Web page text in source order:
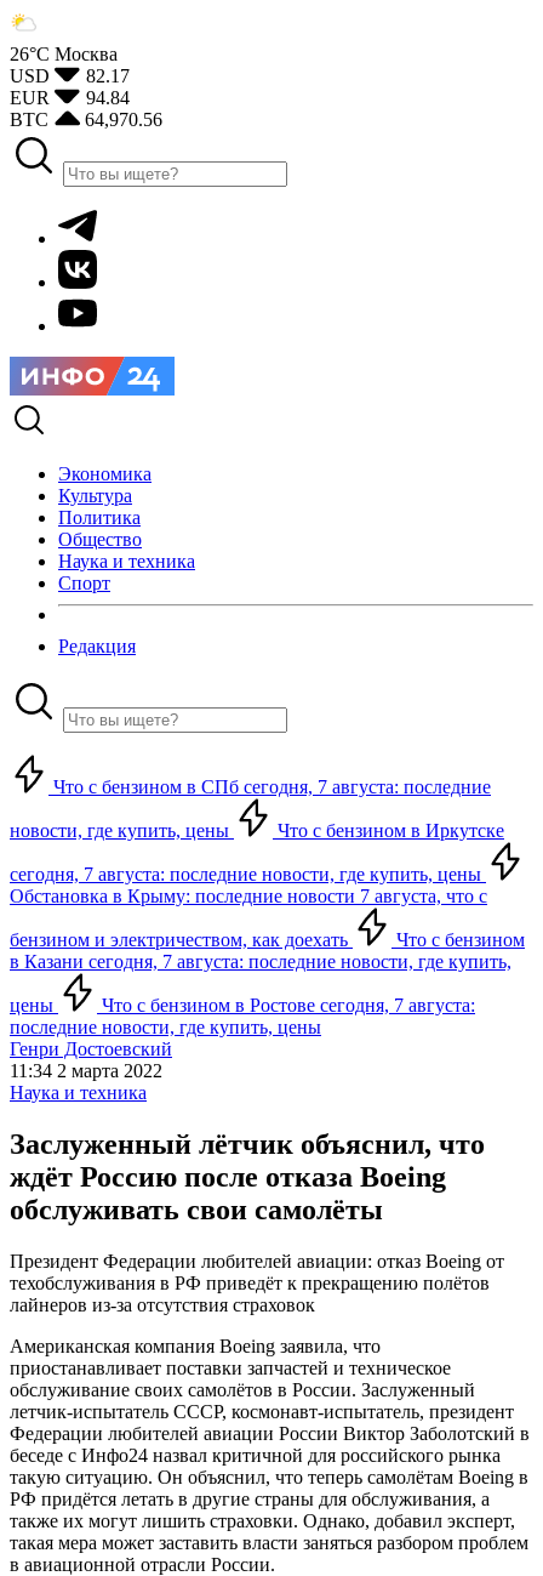
26°С Москва
USD
82.17
EUR
94.84
BTC
64,970.56
Экономика
Культура
Политика
Общество
Наука и техника
Спорт
Редакция
Что с бензином в СПб сегодня, 7 августа: последние
новости, где купить, цены Что с бензином в Иркутске
сегодня, 7 августа: последние новости, где купить, цены
Обстановка в Крыму: последние новости 7 августа, что с
бензином и электричеством, как доехать
Что с бензином
в Казани сегодня, 7 августа: последние новости, где купить,
цены
Что с бензином в Ростове сегодня, 7 августа:
последние новости, где купить, цены
Генри Достоевский
11:34 2 марта 2022
Наука и техника
Заслуженный лётчик объяснил, что
ждёт Россию после отказа Boeing
обслуживать свои самолёты
Президент Федерации любителей авиации: отказ Boeing от
техобслуживания в РФ приведёт к прекращению полётов
лайнеров из-за отсутствия страховок
Американская компания Boeing заявила, что
приостанавливает поставки запчастей и техническое
обслуживание своих самолётов в России. Заслуженный
летчик-испытатель СССР, космонавт-испытатель, президент
Федерации любителей авиации России Виктор Заболотский в
беседе с Инфо24 назвал критичной для российского рынка
такую ситуацию. Он объяснил, что теперь самолётам Boeing в
РФ придётся летать в другие страны для обслуживания, а
также их могут лишить страховки. Однако, добавил эксперт,
такая мера может заставить власти заняться разбором проблем
в авиационной отрасли России.